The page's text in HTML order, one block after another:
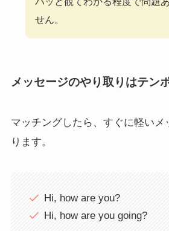
せん。
メッセージのやり取りはテン
マッチングしたら、すぐに軽いメ
ります。
Hi, how are you?
Hi, how are you going?